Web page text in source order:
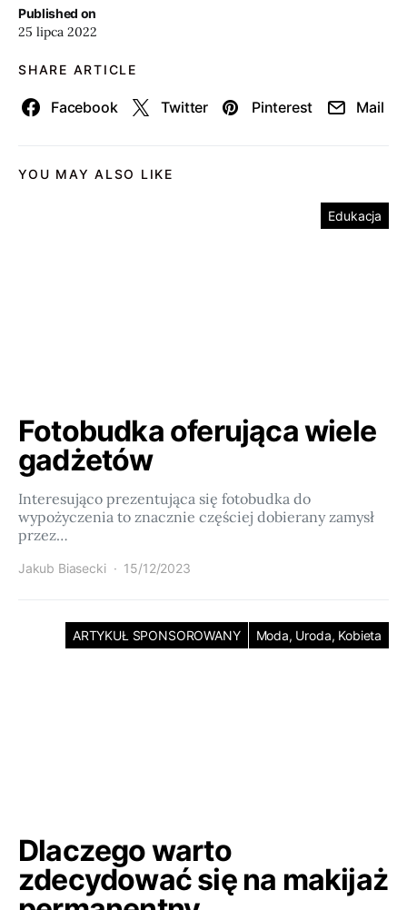
Published on
25 lipca 2022
SHARE ARTICLE
Facebook Twitter Pinterest Mail
YOU MAY ALSO LIKE
Edukacja
Fotobudka oferująca wiele
gadżetów
Interesująco prezentująca się fotobudka do
wypożyczenia to znacznie częściej dobierany zamysł
przez…
Jakub Biasecki 15/12/2023
ARTYKUŁ SPONSOROWANY Moda, Uroda, Kobieta
Dlaczego warto
zdecydować się na makijaż